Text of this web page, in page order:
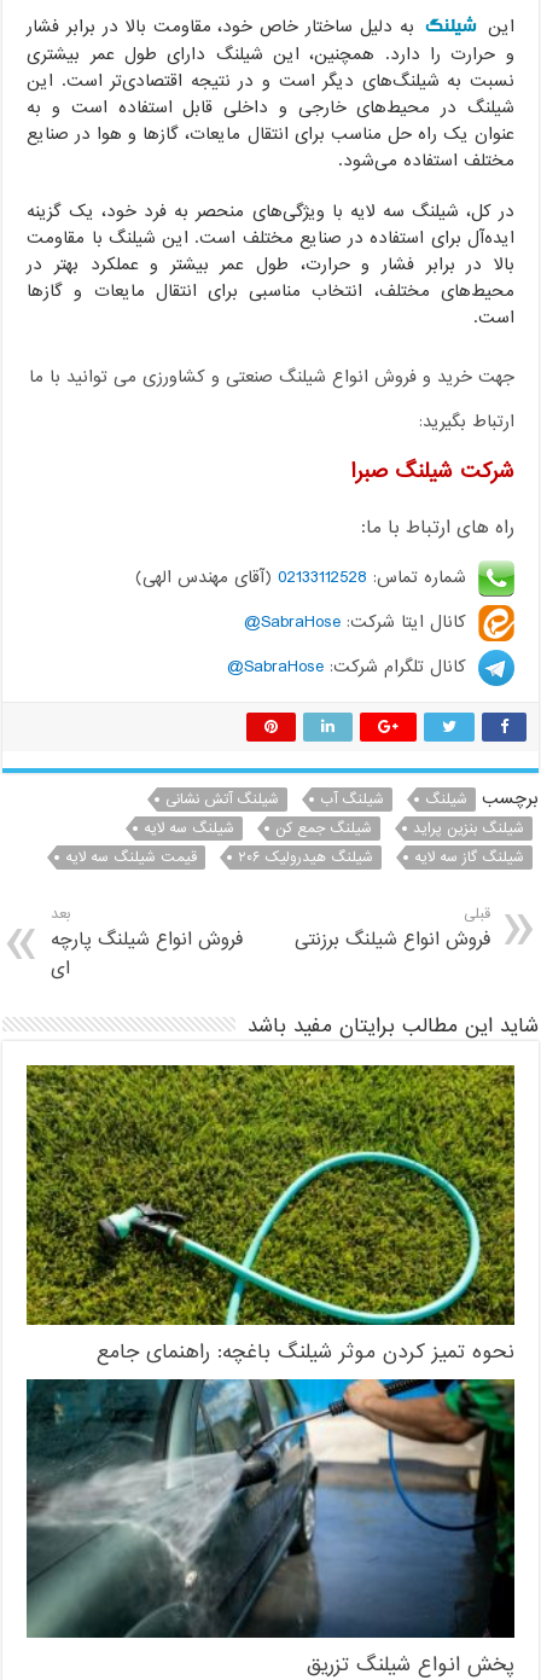
این شیلنگ به دلیل ساختار خاص خود، مقاومت بالا در برابر فشار
و حرارت را دارد. همچنین، این شیلنگ دارای طول عمر بیشتری
نسبت به شیلنگ‌های دیگر است و در نتیجه اقتصادی‌تر است. این
شیلنگ در محیط‌های خارجی و داخلی قابل استفاده است و به
عنوان یک راه حل مناسب برای انتقال مایعات، گازها و هوا در صنایع
مختلف استفاده می‌شود.
در کل، شیلنگ سه لایه با ویژگی‌های منحصر به فرد خود، یک گزینه
ایده‌آل برای استفاده در صنایع مختلف است. این شیلنگ با مقاومت
بالا در برابر فشار و حرارت، طول عمر بیشتر و عملکرد بهتر در
محیط‌های مختلف، انتخاب مناسبی برای انتقال مایعات و گازها
است.
جهت خرید و فروش انواع شیلنگ صنعتی و کشاورزی می توانید با ما
ارتباط بگیرید:
شرکت شیلنگ صبرا
راه های ارتباط با ما:
شماره تماس: 02133112528 (آقای مهندس الهی)
کانال ایتا شرکت:SabraHose@
کانال تلگرام شرکت:SabraHose@
برچسب شیلنگ شیلنگ آب
شیلنگ آتش نشانی
شیلنگ بنزین پراید
شیلنگ جمع کن
شیلنگ سه لایه
شیلنگ گاز سه لایه
شیلنگ هیدرولیک ۲۰۶ قیمت شیلنگ سه لایه
قبلی
فروش انواع شیلنگ برزنتی
بعد
فروش انواع شیلنگ پارچه
ای
شاید این مطالب برایتان مفید باشد
نحوه تمیز کردن موثر شیلنگ باغچه: راهنمای جامع
پخش انواع شیلنگ تزریق